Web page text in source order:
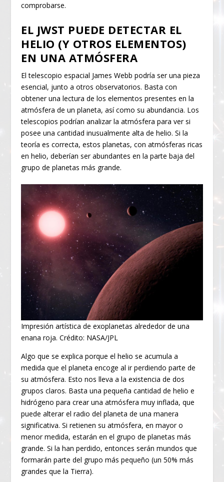
comprobarse.
EL JWST PUEDE DETECTAR EL
HELIO (Y OTROS ELEMENTOS)
EN UNA ATMÓSFERA
El telescopio espacial James Webb podría ser una pieza
esencial, junto a otros observatorios. Basta con
obtener una lectura de los elementos presentes en la
atmósfera de un planeta, así como su abundancia. Los
telescopios podrían analizar la atmósfera para ver si
posee una cantidad inusualmente alta de helio. Si la
teoría es correcta, estos planetas, con atmósferas ricas
en helio, deberían ser abundantes en la parte baja del
grupo de planetas más grande.
Impresión artística de exoplanetas alrededor de una
enana roja. Crédito: NASA/JPL
Algo que se explica porque el helio se acumula a
medida que el planeta encoge al ir perdiendo parte de
su atmósfera. Esto nos lleva a la existencia de dos
grupos claros. Basta una pequeña cantidad de helio e
hidrógeno para crear una atmósfera muy inflada, que
puede alterar el radio del planeta de una manera
significativa. Si retienen su atmósfera, en mayor o
menor medida, estarán en el grupo de planetas más
grande. Si la han perdido, entonces serán mundos que
formarán parte del grupo más pequeño (un 50% más
grandes que la Tierra).